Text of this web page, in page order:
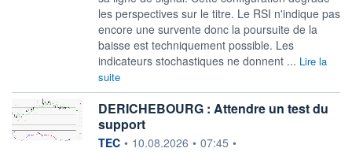
les perspectives sur le titre. Le RSI n'indique pas
encore une survente donc la poursuite de la
baisse est techniquement possible. Les
indicateurs stochastiques ne donnent ... Lire la
suite
DERICHEBOURG : Attendre un test du
support
information fournie par
TEC • 10.08.2026 • 07:45 •